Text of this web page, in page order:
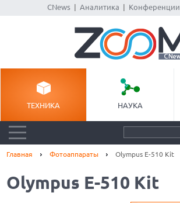
CNews| Аналитика Конференции
ТЕХНИКА НАУКА
Главная Фотоаппараты Olympus E-510 Kit
Olympus E-510 Kit